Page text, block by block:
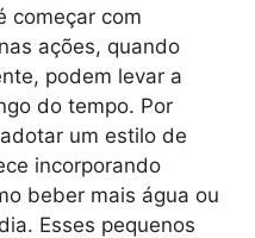
começar com
ações, quando
podem levar a
do tempo. Por
um estilo de
incorporando
beber mais água ou
Esses pequenos